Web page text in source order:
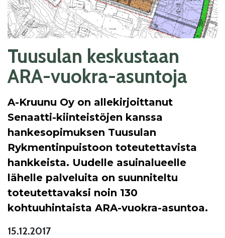
Tuusulan keskustaan
ARA-vuokra-asuntoja
A-Kruunu Oy on allekirjoittanut
Senaatti-kiinteistöjen kanssa
hankesopimuksen Tuusulan
Rykmentinpuistoon toteutettavista
hankkeista. Uudelle asuinalueelle
lähelle palveluita on suunniteltu
toteutettavaksi noin 130
kohtuuhintaista ARA-vuokra-asuntoa.
15.12.2017